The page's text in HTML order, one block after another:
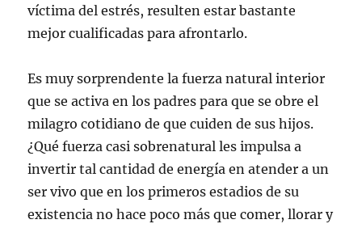
víctima del estrés, resulten estar bastante
mejor cualificadas para afrontarlo.
Es muy sorprendente la fuerza natural interior
que se activa en los padres para que se obre el
milagro cotidiano de que cuiden de sus hijos.
¿Qué fuerza casi sobrenatural les impulsa a
invertir tal cantidad de energía en atender a un
ser vivo que en los primeros estadios de su
existencia no hace poco más que comer, llorar y